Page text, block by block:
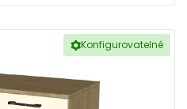
Konfigurovatelné